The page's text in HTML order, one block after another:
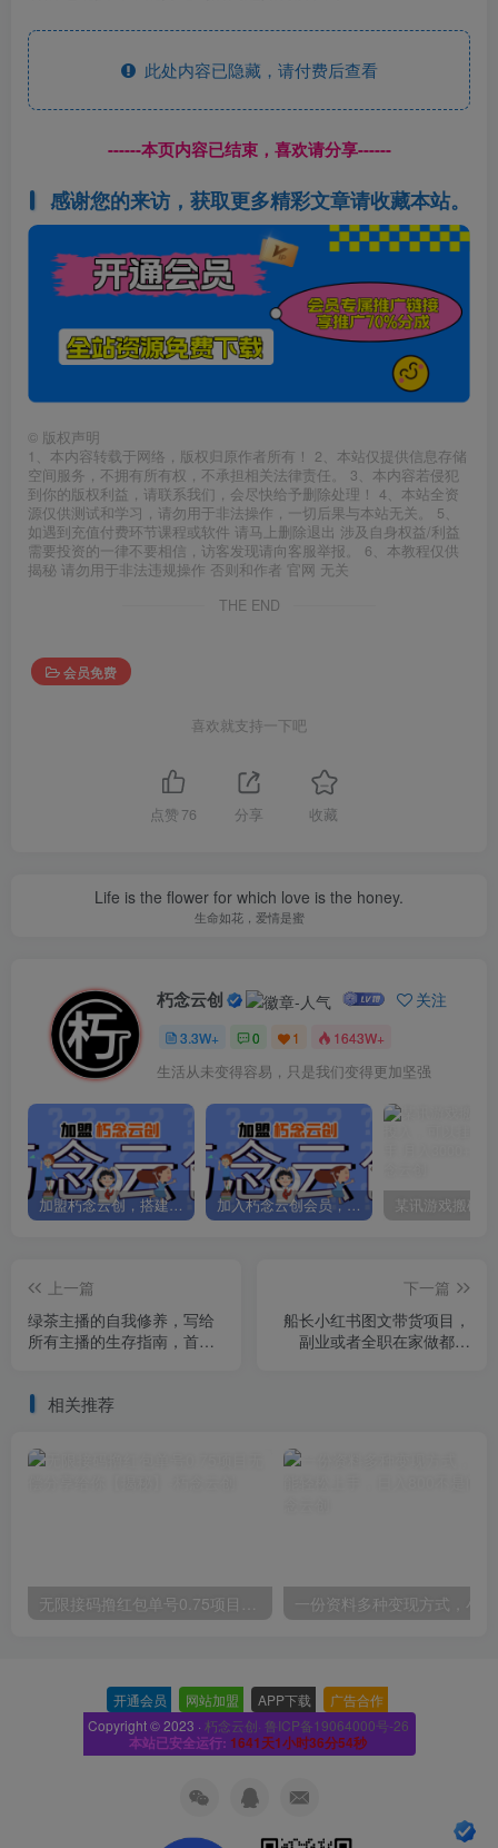
此处内容已隐藏，请付费后查看
------本页内容已结束，喜欢请分享------
感谢您的来访，获取更多精彩文章请收藏本站。
© 版权声明
1、本内容转载于网络，版权归原作者所有！ 2、本站仅提供信息存储
空间服务，不拥有所有权，不承担相关法律责任。 3、本内容若侵犯
到你的版权利益，请联系我们，会尽快给予删除处理！ 4、本站全资
源仅供测试和学习，请勿用于非法操作，一切后果与本站无关。 5、
如遇到充值付费环节课程或软件 请马上删除退出 涉及自身权益/利益
需要投资的一律不要相信，访客发现请向客服举报。 6、本教程仅供
揭秘 请勿用于非法违规操作 否则和作者 官网 无关
THE END
会员免费
喜欢就支持一下吧
点赞 76 分享 收藏
Life is the flower for which love is the honey.
生命如花，爱情是蜜
朽念云创 关注
3.3W+ 0 1 1643W+
生活从未变得容易，只是我们变得更加坚强
加盟朽念云创，搭建同款项目资源站，实现日入2000+ 加入朽念云创会员，全站资源免费学习。
上一篇
绿茶主播的自我修养，写给
所有主播的生存指南，首次
下一篇
船长小红书图文带货项目，
副业或者全职在家做都可
相关推荐
无限接码撸红包单号0.75项目无偿分享给你【揭秘】
开通会员 网站加盟 APP下载 广告合作
Copyright © 2023 · 朽念云创· 鲁ICP备19064000号-26
本站已安全运行: 1641天1小时36分54秒